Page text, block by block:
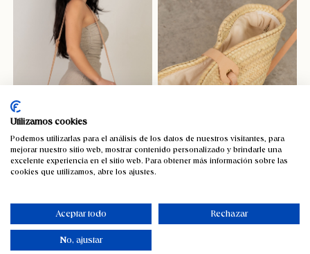
Capazo con asa cuero larga, solapa,
cierre cremallera
38,21€ IVA incluido
Utilizamos cookies
Podemos utilizarlas para el análisis de los datos de nuestros visitantes, para
mejorar nuestro sitio web, mostrar contenido personalizado y brindarle una
excelente experiencia en el sitio web. Para obtener más información sobre las
cookies que utilizamos, abre los ajustes.
Aceptar todo Rechazar
No, ajustar